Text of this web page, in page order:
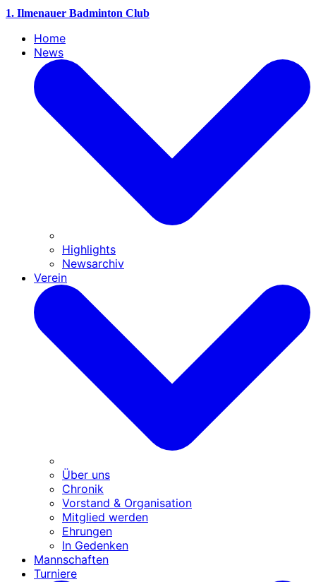
1. Ilmenauer Badminton Club
Home
News
Highlights
Newsarchiv
Verein
Über uns
Chronik
Vorstand & Organisation
Mitglied werden
Ehrungen
In Gedenken
Mannschaften
Turniere